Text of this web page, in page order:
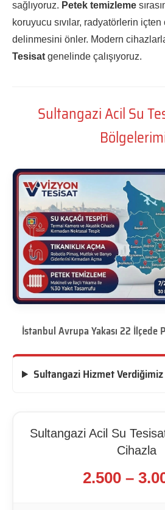
sağlıyoruz. Petek temizleme
koruyucu sıvılar, radyatörlerin
delinmesini önler. Modern
Tesisat genelinde çalışıyoruz.
Sultangazi Acil Su
İstanbul Avrupa Yakası 22 İlçede
Sultangazi Hizmet
Sultangazi Acil Su
Cihazla
2.500 –